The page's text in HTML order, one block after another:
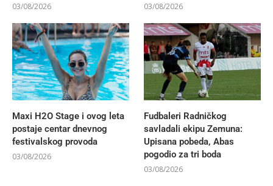
03/08/2026 03/08/2026
Maxi H2O Stage i ovog leta
postaje centar dnevnog
festivalskog provoda
03/08/2026
Fudbaleri Radničkog
savladali ekipu Zemuna:
Upisana pobeda, Abas
pogodio za tri boda
03/08/2026